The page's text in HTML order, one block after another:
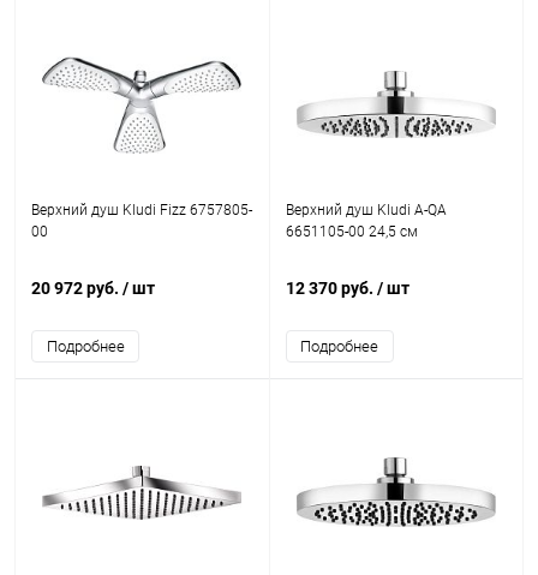
Верхний душ Kludi Fizz 6757805-
00
20 972 руб. / шт
Подробнее
Верхний душ Kludi A-QA
6651105-00 24,5 см
12 370 руб. / шт
Подробнее